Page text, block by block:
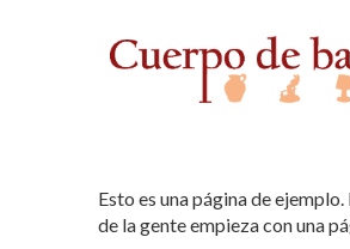
Esto es una página de
de la gente empieza con una